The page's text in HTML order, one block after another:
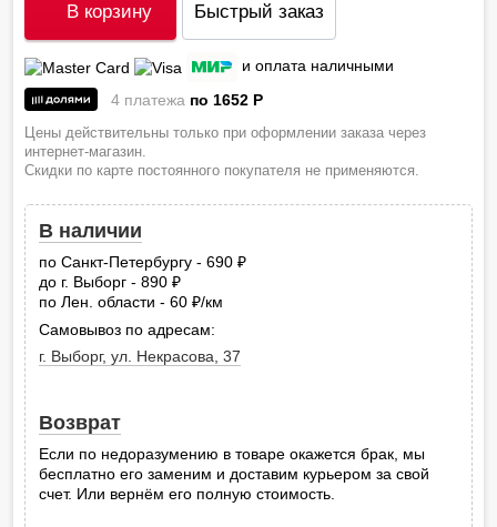
В корзину Быстрый заказ
и оплата наличными
4 платежа по 1652 P
Цены действительны только при оформлении заказа через
интернет-магазин.
Скидки по карте постоянного покупателя не применяются.
В наличии
по Санкт-Петербургу - 690
до г. Выборг - 890
по Лен. области - 60
руб.
/км
Самовывоз по адресам:
г. Выборг, ул. Некрасова, 37
Возврат
Если по недоразумению в товаре окажется брак, мы
бесплатно его заменим и доставим курьером за свой
счет. Или вернём его полную стоимость.